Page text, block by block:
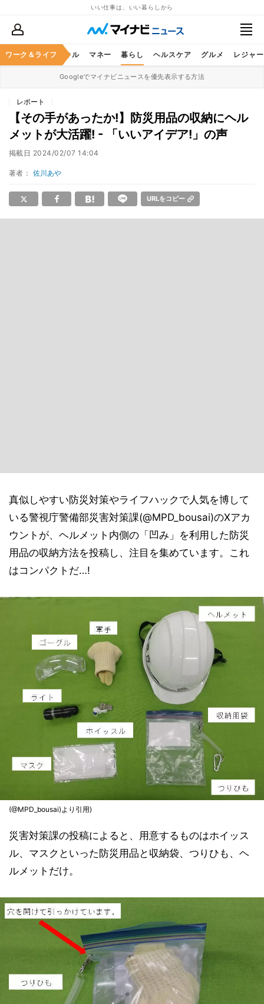
いい仕事は、いい暮らしから
ワーク＆ライフ
ア ビジネススキル マネー 暮らし ヘルスケア グルメ レジャー
Googleでマイナビニュースを優先表示する方法
レポート
【その手があったか!】防災用品の収納にヘル
メットが大活躍! - 「いいアイデア!」の声
掲載日 2024/02/07 14:04
著者： 佐川あや
URLをコピー
真似しやすい防災対策やライフハックで人気を博して
いる警視庁警備部災害対策課(@MPD_bousai)のXアカ
ウントが、ヘルメット内側の「凹み」を利用した防災
用品の収納方法を投稿し、注目を集めています。これ
はコンパクトだ…!
(@MPD_bousai)より引用)
災害対策課の投稿によると、用意するものはホイッス
ル、マスクといった防災用品と収納袋、つりひも、ヘ
ルメットだけ。